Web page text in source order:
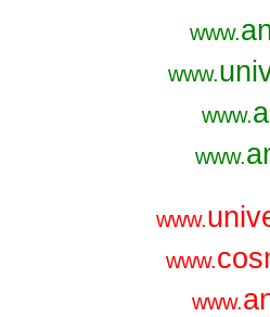
www.
www.
www.
www.
www.
www.
www.